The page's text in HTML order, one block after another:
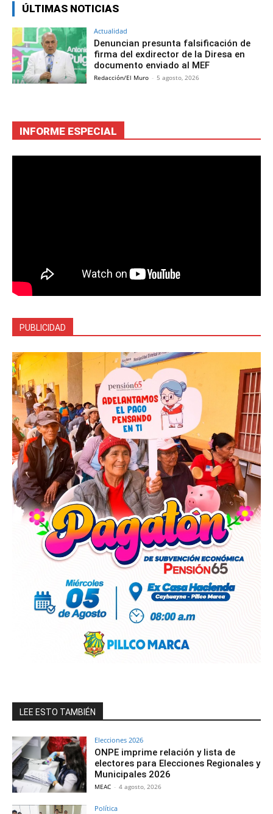
ÚLTIMAS NOTICIAS
Actualidad
Denuncian presunta falsificación de
firma del exdirector de la Diresa en
documento enviado al MEF
Redacción/El Muro - 5 agosto, 2026
INFORME ESPECIAL
PUBLICIDAD
LEE ESTO TAMBIÉN
Elecciones 2026
ONPE imprime relación y lista de
electores para Elecciones Regionales y
Municipales 2026
MEAC - 4 agosto, 2026
Política